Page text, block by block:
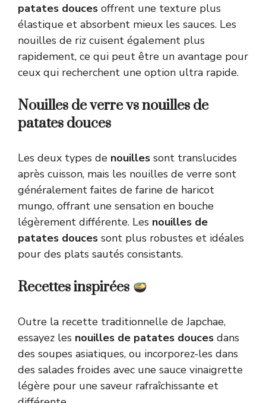
patates douces offrent une texture plus
élastique et absorbent mieux les sauces. Les
nouilles de riz cuisent également plus
rapidement, ce qui peut être un avantage pour
ceux qui recherchent une option ultra rapide.
Nouilles de verre vs nouilles de
patates douces
Les deux types de nouilles sont translucides
après cuisson, mais les nouilles de verre sont
généralement faites de farine de haricot
mungo, offrant une sensation en bouche
légèrement différente. Les nouilles de
patates douces sont plus robustes et idéales
pour des plats sautés consistants.
Recettes inspirées
Outre la recette traditionnelle de Japchae,
essayez les nouilles de patates douces dans
des soupes asiatiques, ou incorporez-les dans
des salades froides avec une sauce vinaigrette
légère pour une saveur rafraîchissante et